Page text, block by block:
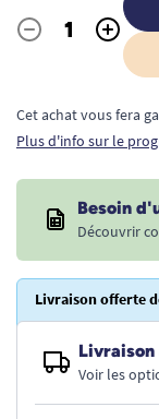
Quantité
- +
Cet achat vous fera
Plus d'info sur le
Besoin
Découvrir
Livraison offerte
Livraison
Voir les